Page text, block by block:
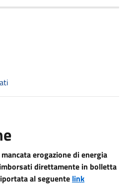
erogazione di energia
direttamente in bolletta
al seguente link